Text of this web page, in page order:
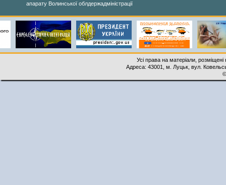
апарату Волинської облдержадміністрації
Усі права на матеріали,
Адреса: 43001, м. Луцьк, вул.